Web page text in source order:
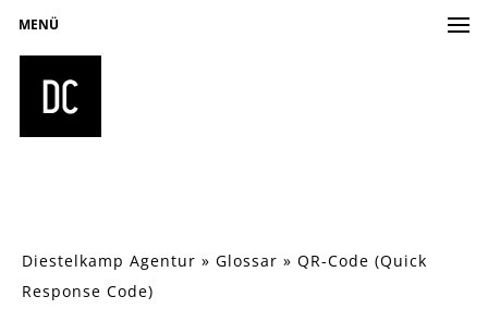
MENÜ
Diestelkamp Agentur » Glossar » QR-Code (Quick
Response Code)